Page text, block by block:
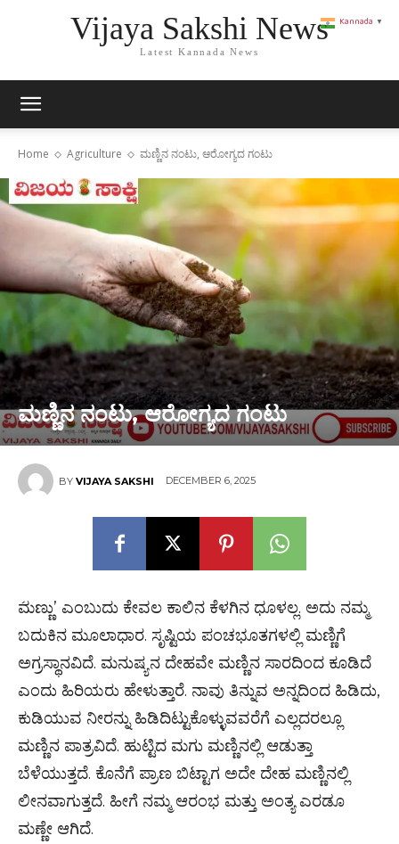
Vijaya Sakshi News
Latest Kannada News
Home Agriculture ಮಣ್ಣಿನ ನಂಟು, ಆರೋಗ್ಯದ ಗಂಟು
ಮಣ್ಣಿನ ನಂಟು, ಆರೋಗ್ಯದ ಗಂಟು
BY VIJAYA SAKSHI DECEMBER 6, 2025
́ಮಣ್ಣು’ ಎಂಬುದು ಕೇವಲ ಕಾಲಿನ ಕೆಳಗಿನ ಧೂಳಲ್ಲ. ಅದು ನಮ್ಮ
ಬದುಕಿನ ಮೂಲಾಧಾರ. ಸೃಷ್ಟಿಯ ಪಂಚಭೂತಗಳಲ್ಲಿ ಮಣ್ಣಿಗೆ
ಅಗ್ರಸ್ಥಾನವಿದೆ. ಮನುಷ್ಯನ ದೇಹವೇ ಮಣ್ಣಿನ ಸಾರದಿಂದ ಕೂಡಿದೆ
ಎಂದು ಹಿರಿಯರು ಹೇಳುತ್ತಾರೆ. ನಾವು ತಿನ್ನುವ ಅನ್ನದಿಂದ ಹಿಡಿದು,
ಕುಡಿಯುವ ನೀರನ್ನು ಹಿಡಿದಿಟ್ಟುಕೊಳ್ಳುವವರೆಗೆ ಎಲ್ಲದರಲ್ಲೂ
ಮಣ್ಣಿನ ಪಾತ್ರವಿದೆ. ಹುಟ್ಟಿದ ಮಗು ಮಣ್ಣಿನಲ್ಲಿ ಆಡುತ್ತಾ
ಬೆಳೆಯುತ್ತದೆ. ಕೊನೆಗೆ ಪ್ರಾಣ ಬಿಟ್ಟಾಗ ಅದೇ ದೇಹ ಮಣ್ಣಿನಲ್ಲಿ
ಲೀನವಾಗುತ್ತದೆ. ಹೀಗೆ ನಮ್ಮ ಆರಂಭ ಮತ್ತು ಅಂತ್ಯ ಎರಡೂ
ಮಣ್ಣೇ ಆಗಿದೆ.
Kannada ▼